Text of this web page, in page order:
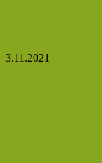
3.11.2021